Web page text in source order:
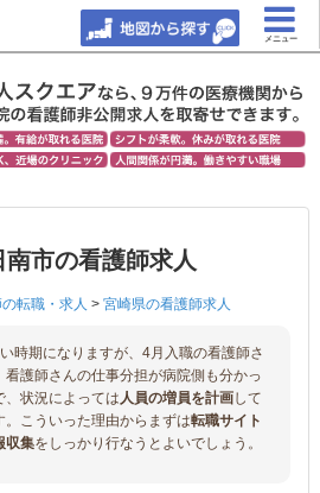
メニュー
市の看護師求人
転職・求人 > 宮崎県の看護師求人
時期になりますが、4月入職の看護師さ
護師さんの仕事分担が病院側も分かっ
、状況によっては人員の増員を計画して
こういった理由からまずは転職サイト
収集をしっかり行なうとよいでしょう。